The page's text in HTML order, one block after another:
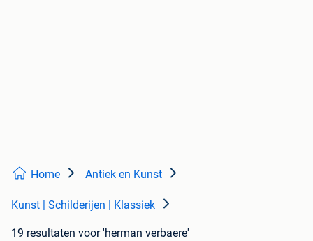
Home Antiek en Kunst
Kunst | Schilderijen | Klassiek
19 resultaten voor 'herman verbaere'